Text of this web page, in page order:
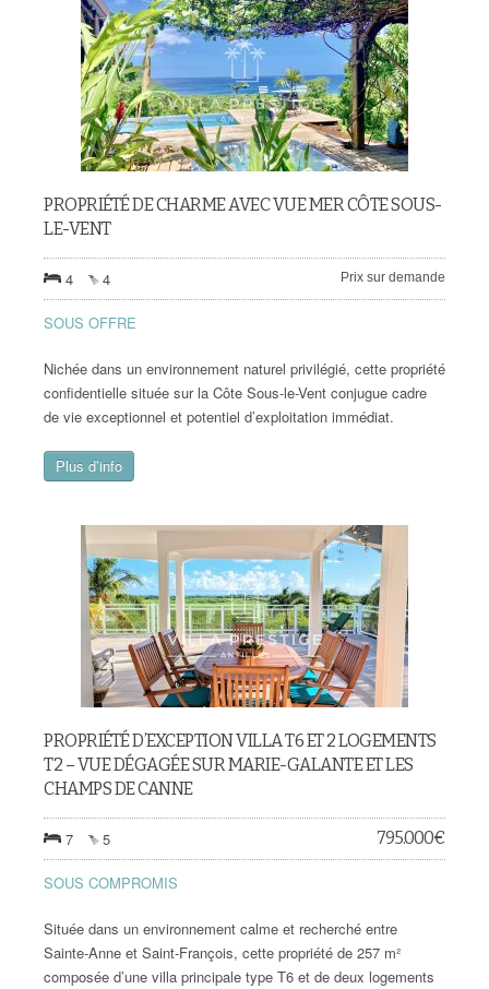
PROPRIÉTÉ DE CHARME AVEC VUE MER CÔTE SOUS-
LE-VENT
4 4 Prix sur demande
SOUS OFFRE
Nichée dans un environnement naturel privilégié, cette propriété
confidentielle située sur la Côte Sous-le-Vent conjugue cadre
de vie exceptionnel et potentiel d’exploitation immédiat.
Plus d’info
PROPRIÉTÉ D’EXCEPTION VILLA T6 ET 2 LOGEMENTS
T2 – VUE DÉGAGÉE SUR MARIE-GALANTE ET LES
CHAMPS DE CANNE
7 5 795.000€
SOUS COMPROMIS
Située dans un environnement calme et recherché entre
Sainte-Anne et Saint-François, cette propriété de 257 m²
composée d’une villa principale type T6 et de deux logements